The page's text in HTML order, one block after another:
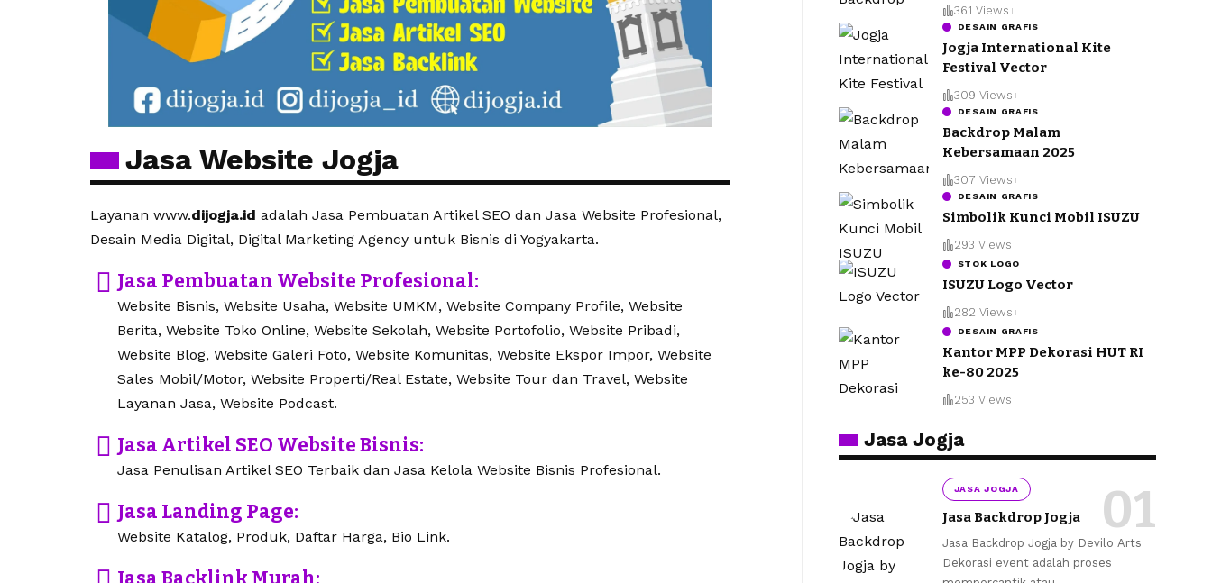
Jasa Website Jogja
Layanan www.dijogja.id adalah Jasa Pembuatan Artikel SEO dan Jasa Website Profesional,
Desain Media Digital, Digital Marketing Agency untuk Bisnis di Yogyakarta.
Jasa Pembuatan Website Profesional:
Website Bisnis, Website Usaha, Website UMKM, Website Company Profile, Website
Berita, Website Toko Online, Website Sekolah, Website Portofolio, Website Pribadi,
Website Blog, Website Galeri Foto, Website Komunitas, Website Ekspor Impor, Website
Sales Mobil/Motor, Website Properti/Real Estate, Website Tour dan Travel, Website
Layanan Jasa, Website Podcast.
Jasa Artikel SEO Website Bisnis:
Jasa Penulisan Artikel SEO Terbaik dan Jasa Kelola Website Bisnis Profesional.
Jasa Landing Page:
Website Katalog, Produk, Daftar Harga, Bio Link.
361 Views
DESAIN GRAFIS
Jogja International Kite
Festival Vector
309 Views
DESAIN GRAFIS
Backdrop Malam
Kebersamaan 2025
307 Views
DESAIN GRAFIS
Simbolik Kunci Mobil ISUZU
293 Views
STOK LOGO
ISUZU Logo Vector
282 Views
DESAIN GRAFIS
Kantor MPP Dekorasi HUT RI
ke-80 2025
253 Views
Jasa Jogja
JASA JOGJA
Jasa Backdrop Jogja
Jasa Backdrop Jogja by Devilo Arts
Dekorasi event adalah proses